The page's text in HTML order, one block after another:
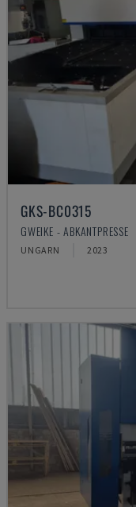
GKS-BC0315
GWEIKE - ABKANTPRESSE
UNGARN 2023